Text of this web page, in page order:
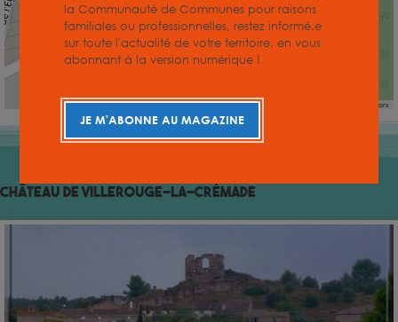
contributors
AutresLieux
Château de Villerouge-la-Crémade
la Communauté de Communes pour raisons
familiales ou professionnelles, restez informé.e
sur toute l'actualité de votre territoire, en vous
abonnant à la version numérique !
JE M'ABONNE AU MAGAZINE